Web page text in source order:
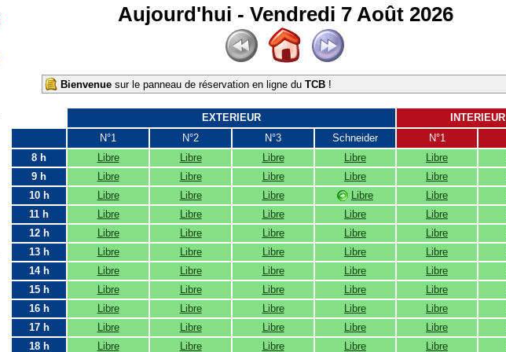
Aujourd'hui - Vendredi 7 Août 2026
Bienvenue sur le panneau de réservation en ligne du TCB !
EXTERIEUR
INTERIEUR
N°1
N°2 N°3 Schneider N°1
8 h
Libre Libre Libre Libre Libre
9 h
Libre Libre Libre Libre Libre
10 h
Libre Libre Libre Libre Libre
11 h
Libre Libre Libre Libre Libre
12 h
Libre Libre Libre Libre Libre
13 h
Libre Libre Libre Libre Libre
14 h
Libre Libre Libre Libre Libre
15 h
Libre Libre Libre Libre Libre
16 h
Libre Libre Libre Libre Libre
17 h
Libre Libre Libre Libre Libre
18 h
Libre Libre Libre Libre Libre